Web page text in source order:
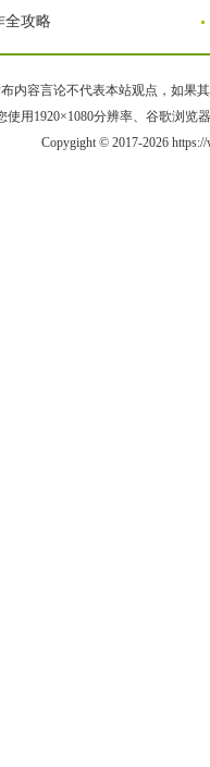
全攻略
内容言论不代表本站观点，如果
使用1920×1080分辨率、谷歌浏览
Copygight © 2017-2026